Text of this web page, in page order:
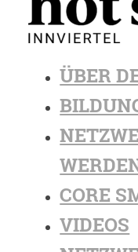
ÜBER
CORE
VIDEOS